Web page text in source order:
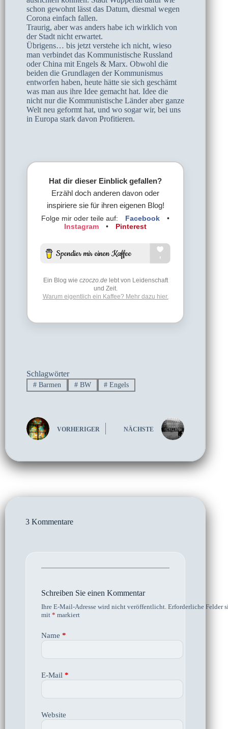
schon gewohnt lässt das Datum, diesmal wegen
Corona einfach fallen.
Traurig, aber was anders habe ich wirklich von
der Stadt nicht erwartet.
Übrigens… bis jetzt verstehe ich nicht, wieso
man verbindet das Kommunistische Russland
oder China mit Engels & Marx. Obwohl die
beiden die Grundlagen der Kommunismus
entworfen haben, heute hätte sie sich geschämt
was man aus ihre Idee gemacht hat. Idee die
nicht nur die Kommunistische Länder aber ganze
Welt neu geformt hat, und wo sogar wir, bei uns
in Europa stark davon Profitieren.
Hat dir dieser Einblick gefallen?
Erzähl doch anderen davon oder
inspiriere sie für ihren eigenen Blog!
Folge mir oder teile auf: Facebook
•
Instagram
• Pinterest
Ein Blog wie czoczo.delebt von Leidenschaft
und Zeit.
Warum eigentlich ein Kaffee? Mehr dazu hier.
Schlagwörter
#Barmen #BW # Engels
VORHERIGER NÄCHSTE
3 Kommentare
Schreiben Sie einen Kommentar
Ihre E-Mail-Adresse wird nicht veröffentlicht. Erforderliche Felder
mit * markiert
Name *
E-Mail *
Website